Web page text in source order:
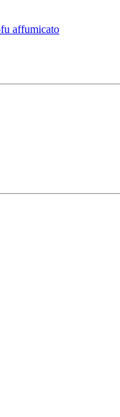
affumicato